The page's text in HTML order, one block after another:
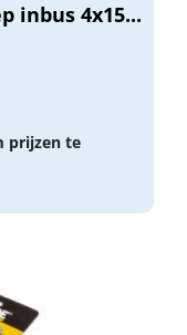
inbus 4x15...
prijzen te